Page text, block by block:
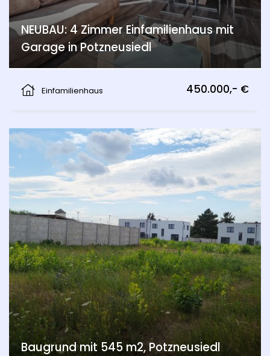
NEUBAU: 4 Zimmer Einfamilienhaus mit
Garage in Potzneusiedl
Einfamilienhaus
450.000,- €
Baugrund mit 545 m2, Potzneusiedl